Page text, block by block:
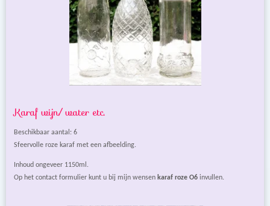
Karaf wijn/ water etc.
Beschikbaar aantal: 6
Sfeervolle roze karaf met een afbeelding.
Inhoud ongeveer 1150ml.
Op het contact formulier kunt u bij mijn wensen karaf roze O6 invullen.